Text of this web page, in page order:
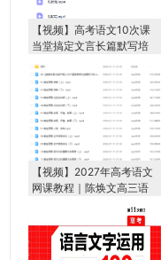
【视频】高考语文10次课
当堂搞定文言长篇默写培
训课程
【视频】2027年高考语文
网课教程｜陈焕文高三语
文一轮复习暑假班视频教